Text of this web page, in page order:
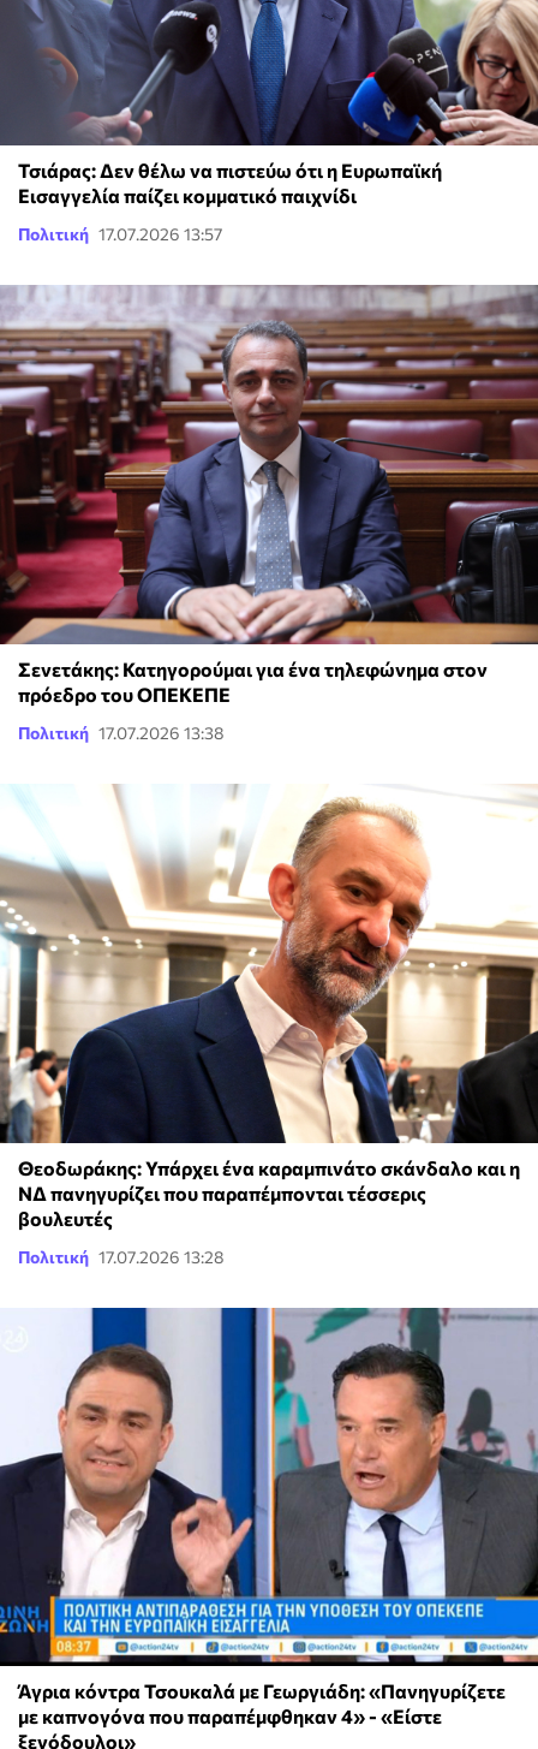
Τσιάρας: Δεν θέλω να πιστεύω ότι η Ευρωπαϊκή
Εισαγγελία παίζει κομματικό παιχνίδι
Πολιτική 17.07.2026 13:57
Σενετάκης: Κατηγορούμαι για ένα τηλεφώνημα στον
πρόεδρο του ΟΠΕΚΕΠΕ
Πολιτική 17.07.2026 13:38
Θεοδωράκης: Υπάρχει ένα καραμπινάτο σκάνδαλο και η
ΝΔ πανηγυρίζει που παραπέμπονται τέσσερις
βουλευτές
Πολιτική 17.07.2026 13:28
Άγρια κόντρα Τσουκαλά με Γεωργιάδη: «Πανηγυρίζετε
με καπνογόνα που παραπέμφθηκαν 4» - «Είστε
ξενόδουλοι»